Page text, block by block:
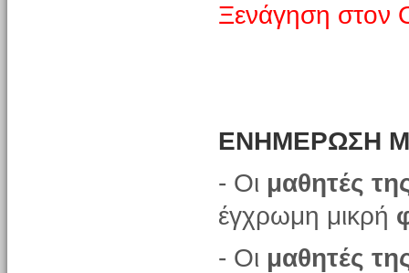
Ξενάγηση στον
EΝΗΜΕΡΩΣΗ
- Οι μαθητές
έγχρωμη μικρή
- Οι μαθητές